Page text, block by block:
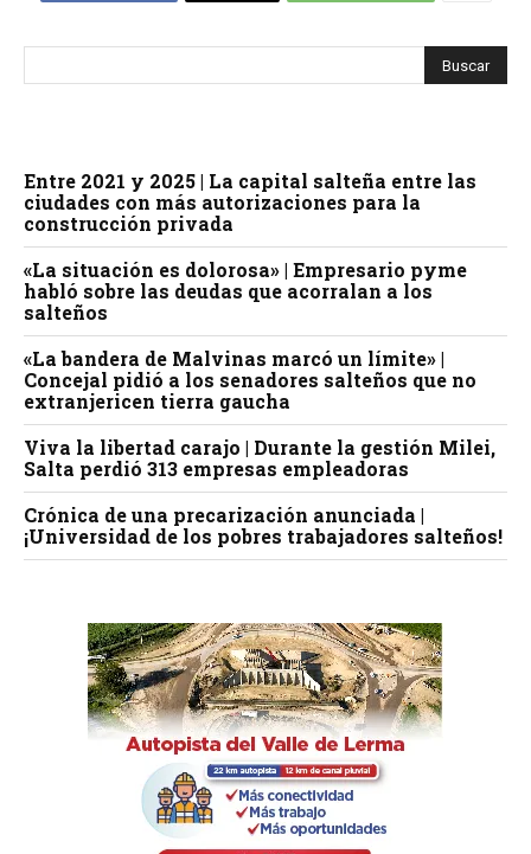
Entre 2021 y 2025 | La capital salteña entre las
ciudades con más autorizaciones para la
construcción privada
«La situación es dolorosa» | Empresario pyme
habló sobre las deudas que acorralan a los
salteños
«La bandera de Malvinas marcó un límite» |
Concejal pidió a los senadores salteños que no
extranjericen tierra gaucha
Viva la libertad carajo | Durante la gestión Milei,
Salta perdió 313 empresas empleadoras
Crónica de una precarización anunciada |
¡Universidad de los pobres trabajadores salteños!